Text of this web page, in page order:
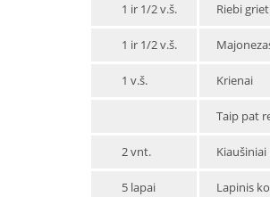
1 ir 1/2 v.š. Riebi
1 ir 1/2 v.š.
1 v.š. Krienai
Taip pat
2 vnt. Kiaušiniai
5 lapai Lapinis